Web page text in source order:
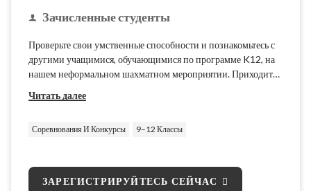
Зачисленные студенты
Проверьте свои умственные способности и познакомьтесь с
другими учащимися, обучающимися по программе K12, на
нашем неформальном шахматном мероприятии. Приходите
навыки и весело провести время!
Читать далее
Соревнования И Конкурсы 9–12 Классы
ЗАРЕГИСТРИРУЙТЕСЬ СЕЙЧАС